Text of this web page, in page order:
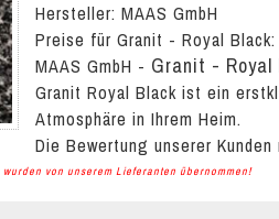
Hersteller: MAAS GmbH
Preise für Granit - Royal Black:
MAAS GmbH - Granit - Royal
Granit Royal Black ist ein
Atmosphäre in Ihrem Heim.
Die Bewertung unserer
von unserem Lieferanten übernommen!